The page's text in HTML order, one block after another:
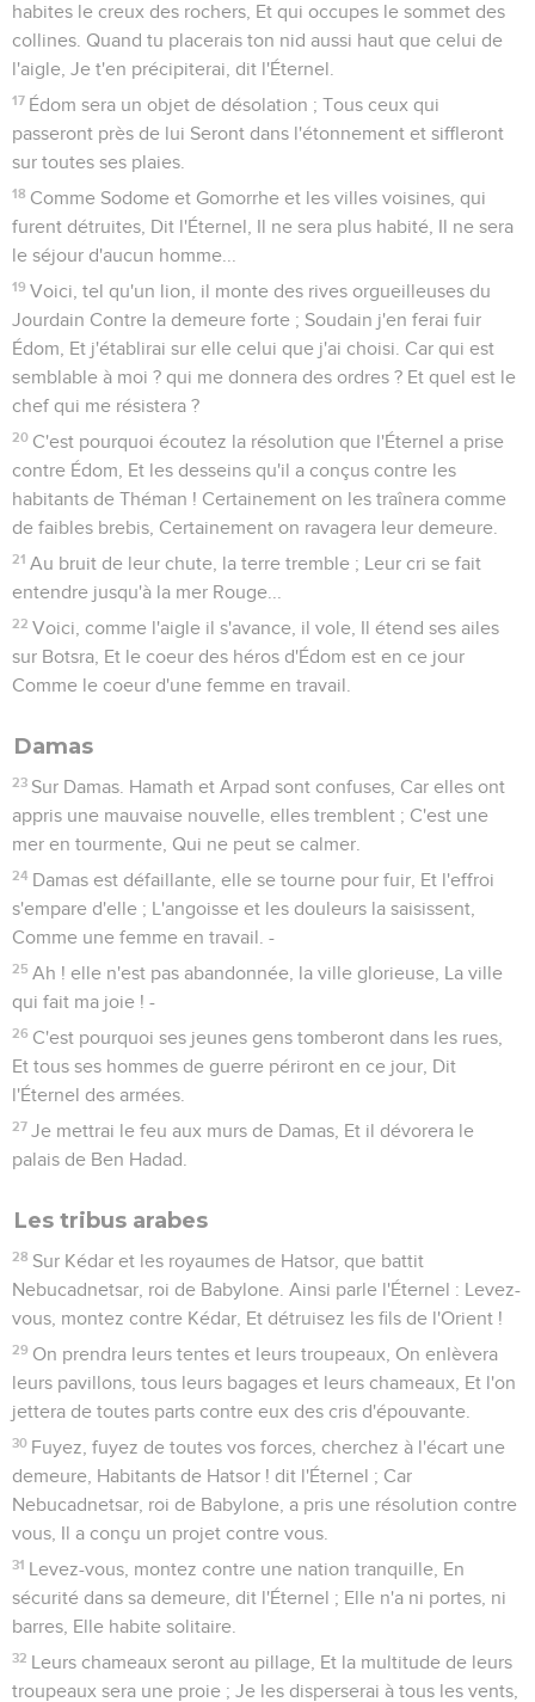
habites le creux des rochers, Et qui occupes le sommet des
collines. Quand tu placerais ton nid aussi haut que celui de
l'aigle, Je t'en précipiterai, dit l'Éternel.
17 Édom sera un objet de désolation ; Tous ceux qui
passeront près de lui Seront dans l'étonnement et siffleront
sur toutes ses plaies.
18 Comme Sodome et Gomorrhe et les villes voisines, qui
furent détruites, Dit l'Éternel, Il ne sera plus habité, Il ne sera
le séjour d'aucun homme...
19 Voici, tel qu'un lion, il monte des rives orgueilleuses du
Jourdain Contre la demeure forte ; Soudain j'en ferai fuir
Édom, Et j'établirai sur elle celui que j'ai choisi. Car qui est
semblable à moi ? qui me donnera des ordres ? Et quel est le
chef qui me résistera ?
20 C'est pourquoi écoutez la résolution que l'Éternel a prise
contre Édom, Et les desseins qu'il a conçus contre les
habitants de Théman ! Certainement on les traînera comme
de faibles brebis, Certainement on ravagera leur demeure.
21 Au bruit de leur chute, la terre tremble ; Leur cri se fait
entendre jusqu'à la mer Rouge...
22 Voici, comme l'aigle il s'avance, il vole, Il étend ses ailes
sur Botsra, Et le coeur des héros d'Édom est en ce jour
Comme le coeur d'une femme en travail.
Damas
23 Sur Damas. Hamath et Arpad sont confuses, Car elles ont
appris une mauvaise nouvelle, elles tremblent ; C'est une
mer en tourmente, Qui ne peut se calmer.
24 Damas est défaillante, elle se tourne pour fuir, Et l'effroi
s'empare d'elle ; L'angoisse et les douleurs la saisissent,
Comme une femme en travail. -
25 Ah ! elle n'est pas abandonnée, la ville glorieuse, La ville
qui fait ma joie ! -
26 C'est pourquoi ses jeunes gens tomberont dans les rues,
Et tous ses hommes de guerre périront en ce jour, Dit
l'Éternel des armées.
27 Je mettrai le feu aux murs de Damas, Et il dévorera le
palais de Ben Hadad.
Les tribus arabes
28 Sur Kédar et les royaumes de Hatsor, que battit
Nebucadnetsar, roi de Babylone. Ainsi parle l'Éternel : Levez-
vous, montez contre Kédar, Et détruisez les fils de l'Orient !
29 On prendra leurs tentes et leurs troupeaux, On enlèvera
leurs pavillons, tous leurs bagages et leurs chameaux, Et l'on
jettera de toutes parts contre eux des cris d'épouvante.
30 Fuyez, fuyez de toutes vos forces, cherchez à l'écart une
demeure, Habitants de Hatsor ! dit l'Éternel ; Car
Nebucadnetsar, roi de Babylone, a pris une résolution contre
vous, Il a conçu un projet contre vous.
31 Levez-vous, montez contre une nation tranquille, En
sécurité dans sa demeure, dit l'Éternel ; Elle n'a ni portes, ni
barres, Elle habite solitaire.
32 Leurs chameaux seront au pillage, Et la multitude de leurs
troupeaux sera une proie ; Je les disperserai à tous les vents,